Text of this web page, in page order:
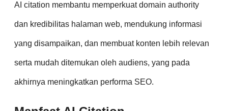
AI citation membantu memperkuat domain authority
dan kredibilitas halaman web, mendukung informasi
yang disampaikan, dan membuat konten lebih relevan
serta mudah ditemukan oleh audiens, yang pada
akhirnya meningkatkan performa SEO.